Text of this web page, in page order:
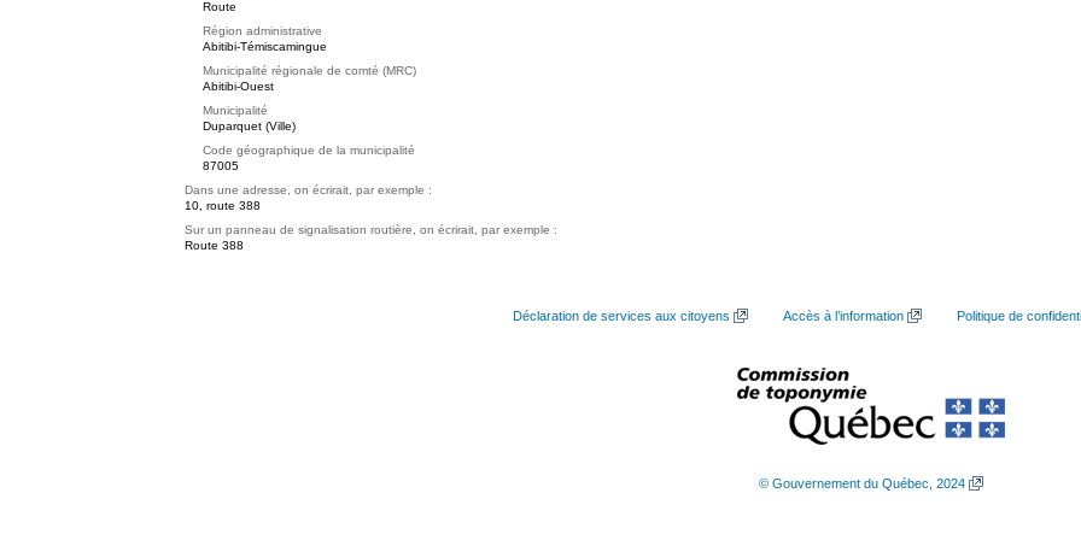
Route
Région administrative
Abitibi-Témiscamingue
Municipalité régionale de comté (MRC)
Abitibi-Ouest
Municipalité
Duparquet (Ville)
Code géographique de la municipalité
87005
Dans une adresse, on écrirait, par exemple :
10, route 388
Sur un panneau de signalisation routière, on écrirait, par exemple :
Route 388
Déclaration de services aux citoyens Accès à l’information Politique de
© Gouvernement du Québec, 2024